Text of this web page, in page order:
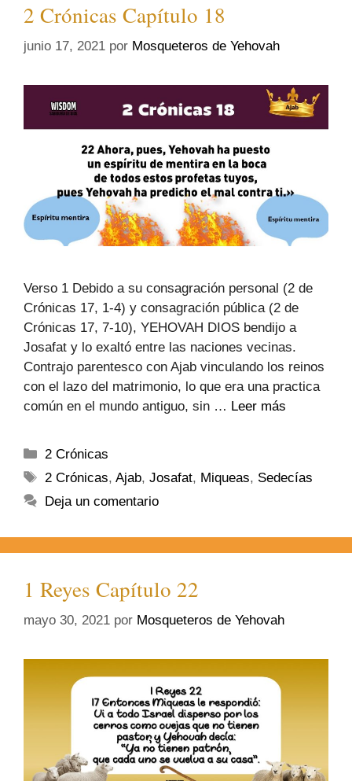
2 Crónicas Capítulo 18
junio 17, 2021 por Mosqueteros de Yehovah
Verso 1 Debido a su consagración personal (2 de
Crónicas 17, 1-4) y consagración pública (2 de
Crónicas 17, 7-10), YEHOVAH DIOS bendijo a
Josafat y lo exaltó entre las naciones vecinas.
Contrajo parentesco con Ajab vinculando los reinos
con el lazo del matrimonio, lo que era una practica
común en el mundo antiguo, sin … Leer más
2 Crónicas
2 Crónicas,Ajab,Josafat, Miqueas, Sedecías
Deja un comentario
1 Reyes Capítulo 22
mayo 30, 2021 por Mosqueteros de Yehovah